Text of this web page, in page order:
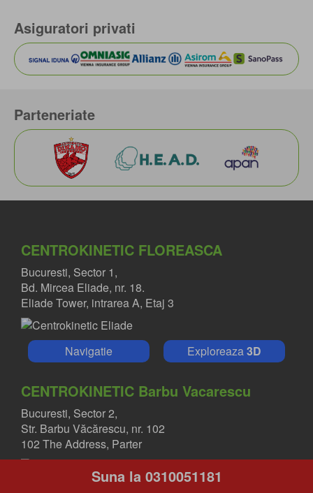
Asiguratori privati
Parteneriate
CENTROKINETIC FLOREASCA
Bucuresti, Sector 1,
Bd. Mircea Eliade, nr. 18.
Eliade Tower, intrarea A, Etaj 3
Navigatie Exploreaza3D
CENTROKINETIC Barbu Vacarescu
Bucuresti, Sector 2,
Str. Barbu Văcărescu, nr. 102
102 The Address, Parter
Suna la 0310051181